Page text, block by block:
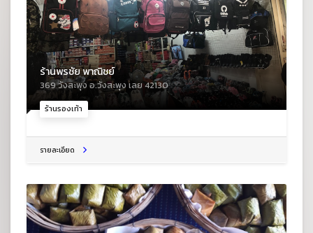
ร้านรองเท้า
ร้านพรชัย พาณิชย์
369 วังสะพุง อ.วังสะพุง เลย 42130
รายละเอียด